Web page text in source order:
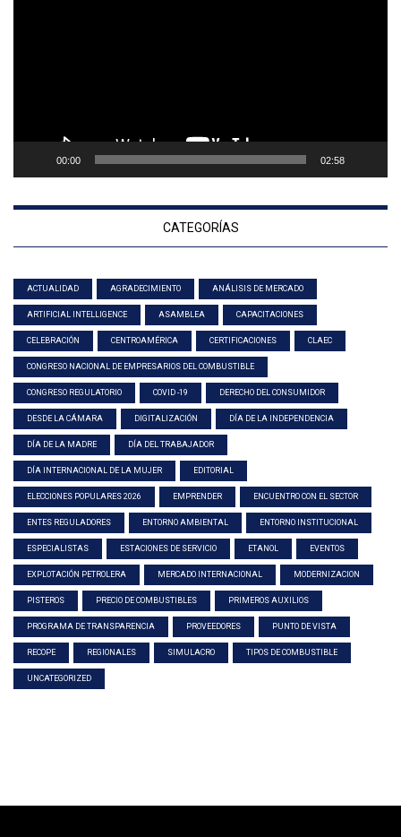
00:00 02:58
CATEGORÍAS
ACTUALIDAD AGRADECIMIENTO ANÁLISIS DE MERCADO
ARTIFICIAL INTELLIGENCE ASAMBLEA CAPACITACIONES
CELEBRACIÓN CENTROAMÉRICA CERTIFICACIONES CLAEC
CONGRESO NACIONAL DE EMPRESARIOS DEL COMBUSTIBLE
CONGRESO REGULATORIO COVID -19 DERECHO DEL CONSUMIDOR
DESDE LA CÁMARA DIGITALIZACIÓN DÍA DE LA INDEPENDENCIA
DÍA DE LA MADRE DÍA DEL TRABAJADOR
DÍA INTERNACIONAL DE LA MUJER EDITORIAL
ELECCIONES POPULARES 2026 EMPRENDER ENCUENTRO CON EL SECTOR
ENTES REGULADORES ENTORNO AMBIENTAL ENTORNO INSTITUCIONAL
ESPECIALISTAS ESTACIONES DE SERVICIO ETANOL EVENTOS
EXPLOTACIÓN PETROLERA MERCADO INTERNACIONAL MODERNIZACION
PISTEROS PRECIO DE COMBUSTIBLES PRIMEROS AUXILIOS
PROGRAMA DE TRANSPARENCIA PROVEEDORES PUNTO DE VISTA
RECOPE REGIONALES SIMULACRO TIPOS DE COMBUSTIBLE
UNCATEGORIZED